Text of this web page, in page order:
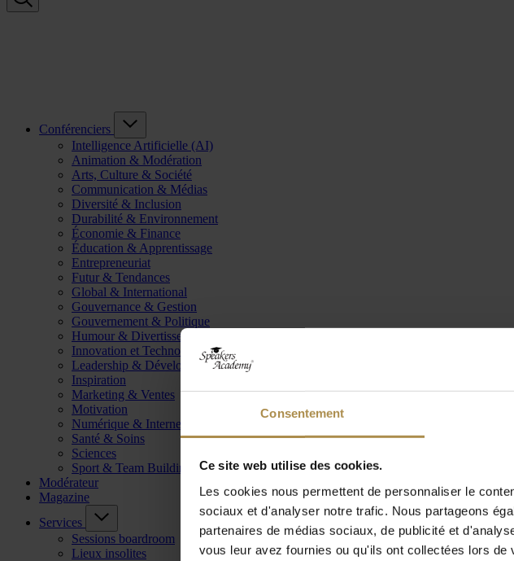
Consentement
Ce site web utilise des cookies.
Les cookies nous permettent de personnaliser le
sociaux et d'analyser notre trafic. Nous partageons
partenaires de médias sociaux, de publicité et
vous leur avez fournies ou qu'ils ont collectées lors
Conférenciers
Intelligence Artificielle (AI)
Animation & Modération
Arts, Culture & Société
Communication & Médias
Diversité & Inclusion
Durabilité & Environnement
Économie & Finance
Éducation & Apprentissage
Entrepreneuriat
Futur & Tendances
Global & International
Gouvernance & Gestion
Gouvernement & Politique
Humour & Divertissement
Innovation et Technologie
Leadership & Développement
Inspiration
Marketing & Ventes
Motivation
Numérique & Internet
Santé & Soins
Sciences
Sport & Team Building
Modérateur
Magazine
Services
Sessions boardroom
Lieux insolites